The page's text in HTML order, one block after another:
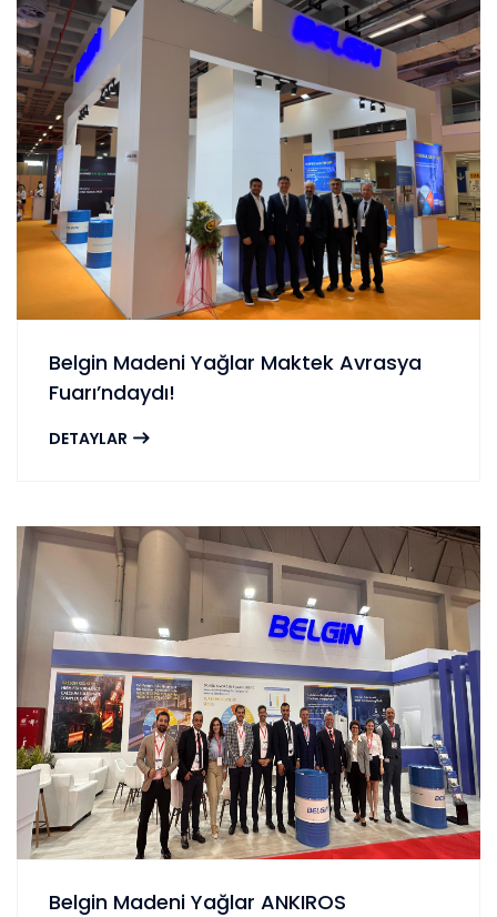
Belgin Madeni Yağlar Maktek Avrasya
Fuarı’ndaydı!
DETAYLAR
Belgin Madeni Yağlar ANKIROS